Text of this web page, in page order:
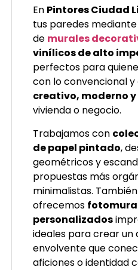
En Pintores Ciudad
tus paredes
de murales
vinílicos de alto
perfectos para
con lo convencional
creativo, moderno
vivienda o negocio.
Trabajamos con
de papel pintado,
geométricos y
propuestas más
minimalistas.
ofrecemos
personalizados
ideales para crear un
envolvente que
aficiones o identidad